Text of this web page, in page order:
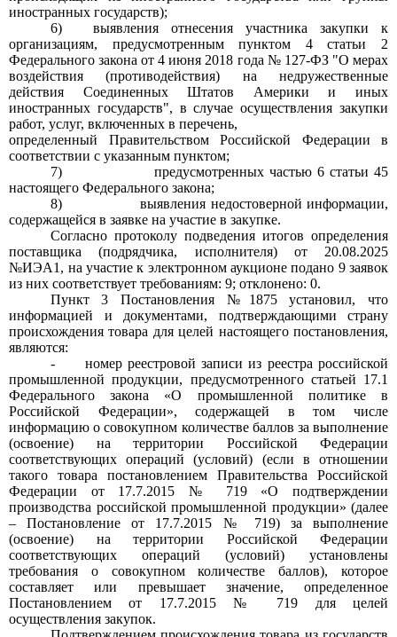
иностранных государств);
6)
выявления отнесения участника закупки к
организациям, предусмотренным пунктом 4статьи 2
Федерального закона от4июня 2018 года № 127-ФЗ "О мерах
воздействия (противодействия) на недружественные
действия Соединенных Штатов Америки и иных
иностранных государств", в случае осуществления закупки
работ, услуг, включенных в перечень,
определенный Правительством Российской Федерации в
соответствии с указанным пунктом;
7)
предусмотренных частью6статьи45
настоящего Федерального закона;
8)
выявления недостоверной информации,
содержащейся в заявке на участие в закупке.
Согласно протоколу подведения итогов определения
поставщика (подрядчика, исполнителя) от 20.08.2025
№ИЭА1, на участие к электронном аукционе подано 9заявок
из них соответствует требованиям: 9; отклонено: 0.
Пункт3Постановления №1875установил, что
информацией и документами, подтверждающими страну
происхождения товара для целей настоящего постановления,
являются:
-
номер реестровой записи из реестра российской
промышленной продукции, предусмотренного статьей 17.1
Федерального закона «О промышленной политике в
Российской Федерации», содержащей в том числе
информацию о совокупном количестве баллов за выполнение
(освоение) на территории Российской Федерации
соответствующих операций (условий) (если в отношении
такого товара постановлением Правительства Российской
Федерации от 17.7.2015 № 719 «О подтверждении
производства российской промышленной продукции» (далее
–Постановление от 17.7.2015 № 719) за выполнение
(освоение) на территории Российской Федерации
соответствующих операций (условий) установлены
требования о совокупном количестве баллов), которое
составляет или превышает значение, определенное
Постановлением от 17.7.2015 № 719 для целей
осуществления закупок.